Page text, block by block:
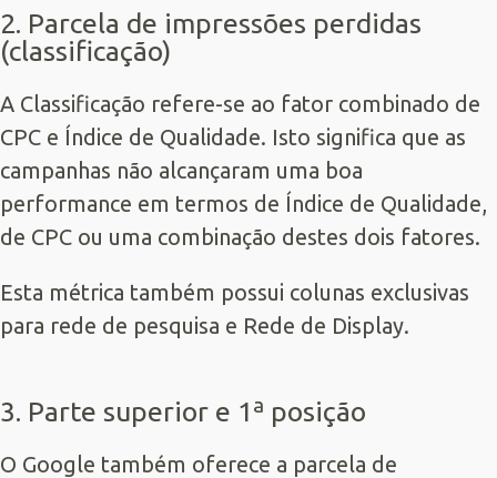
2. Parcela de impressões perdidas
(classificação)
A Classificação refere-se ao fator combinado de
CPC e Índice de Qualidade. Isto significa que as
campanhas não alcançaram uma boa
performance em termos de Índice de Qualidade,
de CPC ou uma combinação destes dois fatores.
Esta métrica também possui colunas exclusivas
para rede de pesquisa e Rede de Display.
3. Parte superior e 1ª posição
O Google também oferece a parcela de